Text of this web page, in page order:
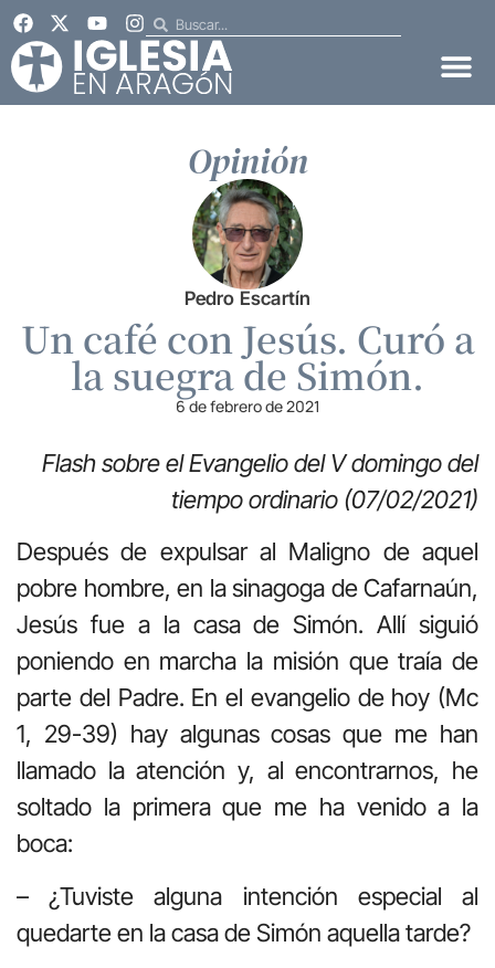
Opinión
Pedro Escartín
Un café con Jesús. Curó a
la suegra de Simón.
6 de febrero de 2021
Flash sobre el Evangelio del V domingo del
tiempo ordinario (07/02/2021)
Después de expulsar al Maligno de aquel
pobre hombre, en la sinagoga de Cafarnaún,
Jesús fue a la casa de Simón. Allí siguió
poniendo en marcha la misión que traía de
parte del Padre. En el evangelio de hoy (Mc
1, 29-39) hay algunas cosas que me han
llamado la atención y, al encontrarnos, he
soltado la primera que me ha venido a la
boca:
– ¿Tuviste alguna intención especial al
quedarte en la casa de Simón aquella tarde?